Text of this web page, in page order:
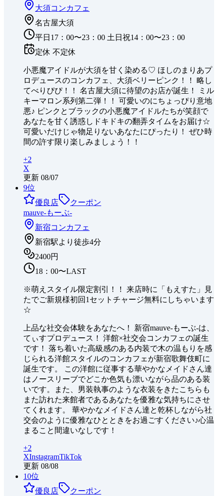
大須コンカフェ
名古屋大須
平日17：00〜23：00 土日祝14：00〜23：00
定休 不定休
小悪魔アイドルが大須を甘く染める♡ ほしのまりあプ
ロデュースのコンカフェ、大須ベリーピンク！！ 略し
てべりぴぴ！！ 名古屋大須に待望のお店が誕生！ ミル
キーマロン系列第二弾！！ 可愛いのにちょっぴり意地
悪♪ ピンクとブラックの小悪魔アイドルたちが笑顔で
あなたを甘く誘惑しドキドキの翻弄タイムをお届け☆
可愛いだけじゃ物足りないあなたにぴったり！ ぜひ時
間の許す限り楽しみましょう！！
+2
X
更新 08/07
9位
優良店
クーポン
mauve-もーぶ-
新宿コンカフェ
新宿駅より徒歩4分
2400円
18：00〜LAST
※萌えスタイル限定割引！！ 来店時に「もえすた」見
たでご新規様初回1セットチャージ無料にしちゃいます
☆
上品な社交会体験をあなたへ！ 新宿mauve-もーぶ-は、
てぃすプロデュース！ 洋館×社交会コンカフェの誕生
です！ 落ち着いた高級感のある内装で木の温もりを感
じられる洋館スタイルのコンカフェが新宿歌舞伎町に
誕生です。 この洋館に従事する華やかなメイドさん達
はノースリーブでどこか色気も漂いながら品のある装
いです。また、男装執事のような衣装をきたこちらも
また訪れた来館者であるあなたを優雅な気持ちにさせ
てくれます。 華やかなメイドさん達と乾杯しながら社
交会のように優雅なひとときをお過ごすください♪心温
まること間違いなしです！
+2
XInstagramTikTok
更新 08/08
10位
優良店
クーポン